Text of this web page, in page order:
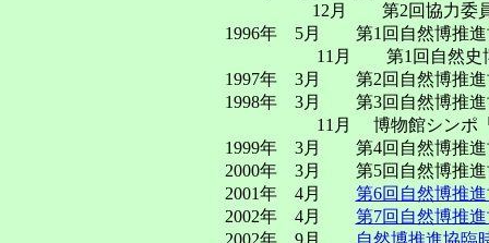
12月 第2回協力委員会
1996年 5月 第1回自然博推進
11月 第1回自然史博物
1997年 3月 第2回自然博推進
1998年 3月 第3回自然博推進
11月 博物館シンポ「自然
1999年 3月 第4回自然博推進
2000年 3月 第5回自然博推進
2001年 4月 第6回自然博推
2002年 4月 第7回自然博推
2002年 9月
自然博推進協臨